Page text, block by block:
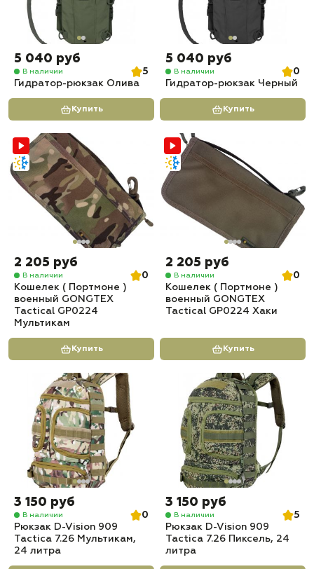
5 040 руб
В наличии
5
Гидратор-рюкзак Олива
Купить
5 040 руб
В наличии
0
Гидратор-рюкзак Черный
Купить
2 205 руб
В наличии
0
Кошелек ( Портмоне )
военный GONGTEX
Tactical GP0224
Мультикам
Купить
2 205 руб
В наличии
0
Кошелек ( Портмоне )
военный GONGTEX
Tactical GP0224 Хаки
Купить
3 150 руб
В наличии
0
Рюкзак D-Vision 909
Tactica 7.26 Мультикам,
24 литра
3 150 руб
В наличии
5
Рюкзак D-Vision 909
Tactica 7.26 Пиксель, 24
литра